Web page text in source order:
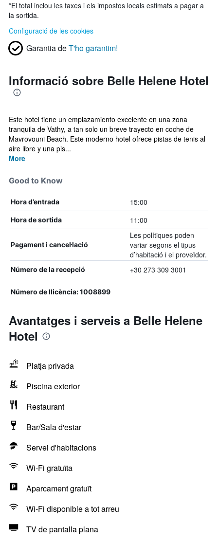
*El total inclou les taxes i els impostos locals estimats a pagar a
la sortida.
Configuració de les cookies
Garantia deT'ho garantim!
Informació sobre Belle Helene Hotel
Este hotel tiene un emplazamiento excelente en una zona
tranquila de Vathy, a tan solo un breve trayecto en coche de
Mavrovouni Beach. Este moderno hotel ofrece pistas de tenis al
aire libre y una pis...
More
Good to Know
Hora d’entrada 15:00
Hora de sortida 11:00
Pagament i cancel·lació
Les polítiques poden
variar segons el tipus
d’habitació i el proveïdor.
Número de la recepció +30 273 309 3001
Número de llicència: 1008899
Avantatges i serveis a Belle Helene
Hotel
Platja privada
Piscina exterior
Restaurant
Bar/Sala d'estar
Servei d'habitacions
Wi-Fi gratuïta
Aparcament gratuït
Wi-Fi disponible a tot arreu
TV de pantalla plana